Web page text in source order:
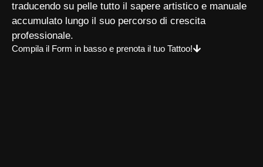
traducendo su pelle tutto il sapere artistico e manuale
accumulato lungo il suo percorso di crescita
professionale.
Compila il Form in basso e prenota il tuo Tattoo!